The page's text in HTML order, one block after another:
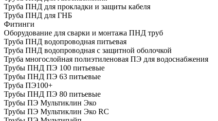
Труба ПНД для прокладки и защиты кабеля
Труба ПНД для ГНБ
Фитинги
Оборудование для сварки и монтажа ПНД труб
Труба ПНД водопроводная питьевая
Труба ПНД водопроводная с защитной оболочкой
Труба многослойная полиэтиленовая ПЭ для водоснабжения
Трубы ПНД ПЭ 100 питьевые
Трубы ПНД ПЭ 63 питьевые
Труба ПЭ100+
Трубы ПНД ПЭ 80 питьевые
Трубы ПЭ Мультиклин Эко
Трубы ПЭ Мультиклин Эко RC